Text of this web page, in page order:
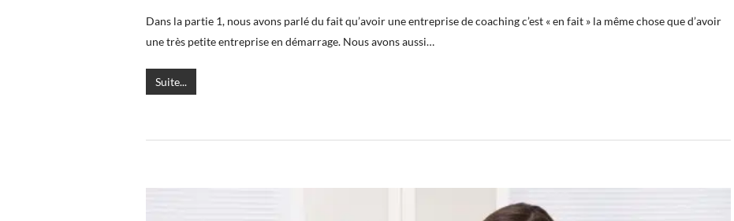
Dans la partie 1, nous avons parlé du fait qu’avoir une entreprise de coaching c’est « en fait » la même chose que d’avoir
une très petite entreprise en démarrage. Nous avons aussi…
Suite...